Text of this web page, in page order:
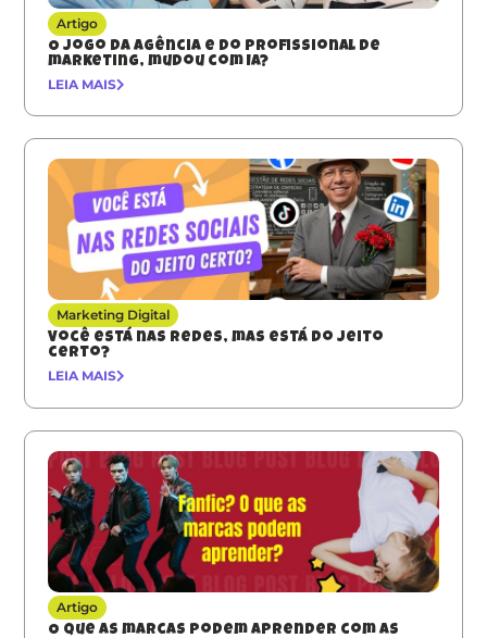
Artigo
O jogo da agência e do profissional de
marketing, mudou com IA?
LEIA MAIS
Marketing Digital
Você está nas redes, mas está do jeito
certo?
LEIA MAIS
Artigo
O que as marcas podem aprender com as